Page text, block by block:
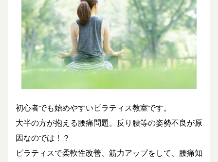
初心者でも始めやすいピラティス教室です。
大半の方が抱える腰痛問題。反り腰等の姿勢不良が原
因なのでは！？
ピラティスで柔軟性改善、筋力アップをして、腰痛知